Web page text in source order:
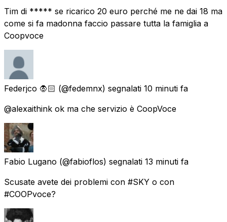
Tim di ***** se ricarico 20 euro perché me ne dai 18 ma
come si fa madonna faccio passare tutta la famiglia a
Coopvoce
Federjco 🧛🏻 (@fedemnx) segnalati 10 minuti fa
@alexaithink ok ma che servizio è CoopVoce
Fabio Lugano (@fabioflos) segnalati 13 minuti fa
Scusate avete dei problemi con #SKY o con
#COOPvoce?